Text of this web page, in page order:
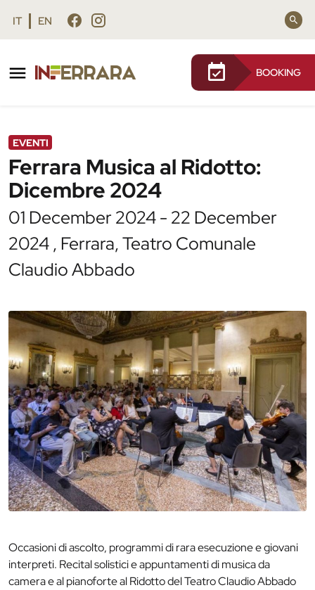
Vai al contenuto principale
Vai al footer
IT EN
BOOKING
Ferrara Musica al Ridotto: Dicembre 2024
EVENTI
Ferrara Musica al Ridotto:
Dicembre 2024
01 December 2024 - 22 December
2024 , Ferrara, Teatro Comunale
Claudio Abbado
Occasioni di ascolto, programmi di rara esecuzione e giovani
interpreti. Recital solistici e appuntamenti di musica da
camera e al pianoforte al Ridotto del Teatro Claudio Abbado